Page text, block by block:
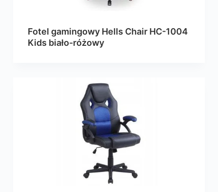
Fotel gamingowy Hells Chair HC-1004
Kids biało-różowy